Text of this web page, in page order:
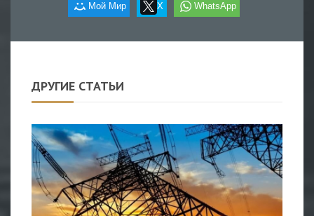
Мой Мир X WhatsApp
ДРУГИЕ СТАТЬИ